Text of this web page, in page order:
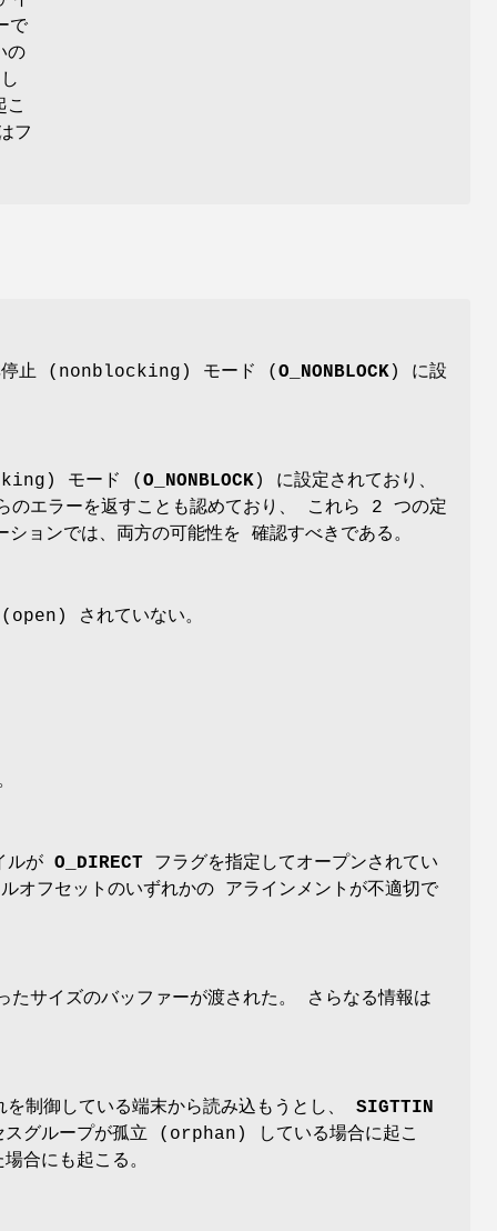
で
の
フ
非停止 (nonblocking) モード ( O_NONBLOCK) に設
モード ( O_NONBLOCK) に設定されており、
エラーを返すことも認めており、 これら 2 つの定
ョンでは、両方の可能性を 確認すべきである。
されていない。
ルが O_DIRECT フラグを指定してオープンされてい
オフセットのいずれかの アラインメントが不適切で
サイズのバッファーが渡された。 さらなる情報は
制御している端末から読み込もうとし、 SIGTTIN
ループが孤立 (orphan) している場合に起こ
合にも起こる。